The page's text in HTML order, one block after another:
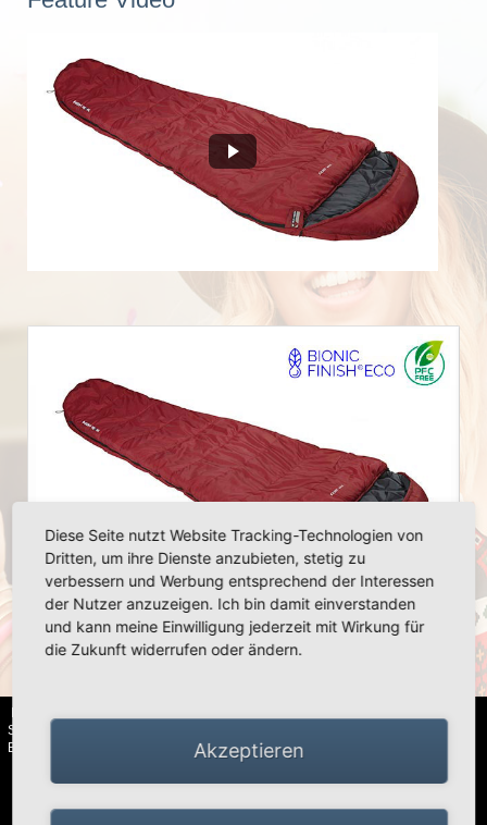
« »
Schwalmtal · Tel.: +49 (0)2163 951 60 60 |
Barrierefreiheitserklärung
Diese Seite nutzt Website Tracking-Technologien von
Dritten, um ihre Dienste anzubieten, stetig zu
verbessern und Werbung entsprechend der Interessen
der Nutzer anzuzeigen. Ich bin damit einverstanden
und kann meine Einwilligung jederzeit mit Wirkung für
die Zukunft widerrufen oder ändern.
Akzeptieren